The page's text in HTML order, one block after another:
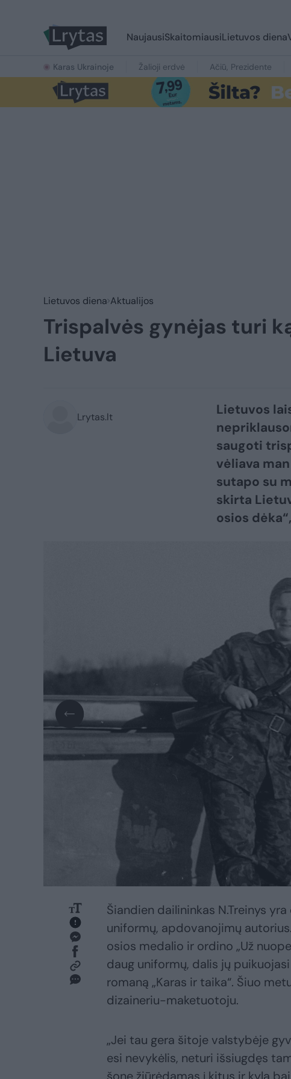
NaujausiSkaitomiausiLietuvos diena
Karas Ukrainoje Žalioji erdvė Ačiū, Prezidente
Lietuvos diena Aktualijos
Trispalvės gynėjas turi
Lietuva
Lrytas.lt
Lietuvos
saugoti
vėliava
sutapo su
skirta
osios
Šiandien dailininkas N.Treinys
uniformų, apdovanojimų
osios medalio ir ordino „Už
daug uniformų, dalis jų
romaną „Karas ir taika“. Šiuo
dizaineriu-maketuotoju.
„Jei tau gera šitoje valstybėje
esi nevykėlis, neturi išsiugdęs